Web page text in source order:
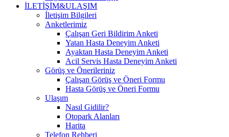
İLETİŞİM&ULAŞIM
İletişim Bilgileri
Anketlerimiz
Çalışan Geri Bildirim Anketi
Yatan Hasta Deneyim Anketi
Ayaktan Hasta Deneyim Anketi
Acil Servis Hasta Deneyim Anketi
Görüş ve Önerileriniz
Çalışan Görüş ve Öneri Formu
Hasta Görüş ve Öneri Formu
Ulaşım
Nasıl Gidilir?
Otopark Alanları
Harita
Telefon Rehberi